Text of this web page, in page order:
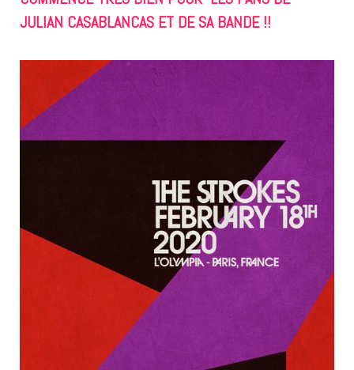
JULIAN CASABLANCAS ET DE SA BANDE !!